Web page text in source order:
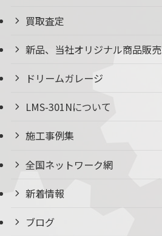
買取査定
新品、当社オリジナル商品販売
ドリームガレージ
LMS-301Nについて
施工事例集
全国ネットワーク網
新着情報
ブログ